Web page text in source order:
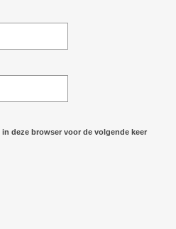
deze browser voor de volgende keer